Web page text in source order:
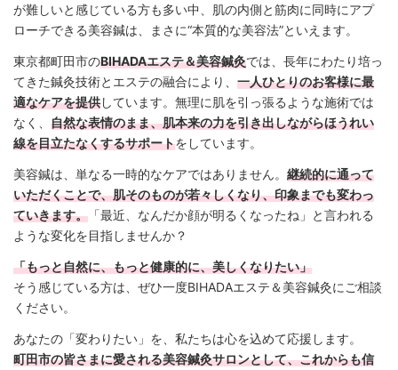
が難しいと感じている方も多い中、肌の内側と筋肉に同時にアプ
ローチできる美容鍼は、まさに“本質的な美容法”といえます。
東京都町田市のBIHADAエステ＆美容鍼灸では、長年にわたり培っ
てきた鍼灸技術とエステの融合により、 一人ひとりのお客様に最
適なケアを提供しています。無理に肌を引っ張るような施術では
なく、 自然な表情のまま、肌本来の力を引き出しながらほうれい
線を目立たなくするサポートをしています。
美容鍼は、単なる一時的なケアではありません。 継続的に通って
いただくことで、肌そのものが若々しくなり、印象までも変わっ
ていきます。 「最近、なんだか顔が明るくなったね」と言われる
ような変化を目指しませんか？
「もっと自然に、もっと健康的に、美しくなりたい」
そう感じている方は、ぜひ一度BIHADAエステ＆美容鍼灸にご相談
ください。
あなたの「変わりたい」を、私たちは心を込めて応援します。
町田市の皆さまに愛される美容鍼灸サロンとして、これからも信